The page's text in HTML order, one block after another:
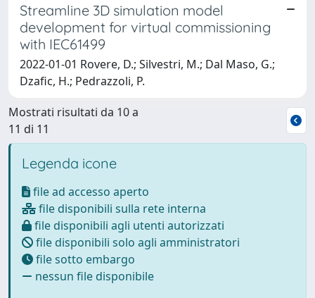
Streamline 3D simulation model
development for virtual commissioning
with IEC61499
2022-01-01 Rovere, D.; Silvestri, M.; Dal Maso, G.;
Dzafic, H.; Pedrazzoli, P.
Mostrati risultati da 10 a
11 di 11
Legenda icone
file ad accesso aperto
file disponibili sulla rete interna
file disponibili agli utenti autorizzati
file disponibili solo agli amministratori
file sotto embargo
nessun file disponibile